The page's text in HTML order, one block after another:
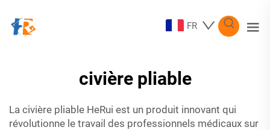
FR
civière pliable
La civière pliable HeRui est un produit innovant qui
révolutionne le travail des professionnels médicaux sur